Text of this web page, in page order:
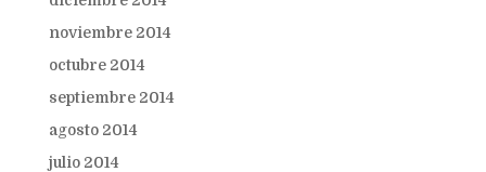
noviembre 2014
octubre 2014
septiembre 2014
agosto 2014
julio 2014